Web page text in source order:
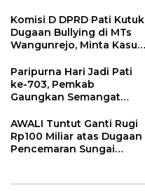
Masyarakat Pati
Komisi D DPRD Pati Kutuk
Dugaan Bullying di MTs
Wangunrejo, Minta Kasus
Paripurna Hari Jadi Pati
ke-703, Pemkab
Gaungkan Semangat
Mbangun Kamajengan”
AWALI Tuntut Ganti Rugi
Rp100 Miliar atas Dugaan
Pencemaran Sungai